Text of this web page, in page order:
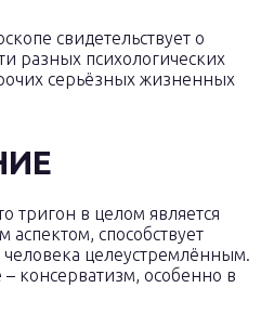
свидетельствует о
разных психологических
серьёзных жизненных
тригон в целом является
способствует
целеустремлённым.
– консерватизм, особенно в